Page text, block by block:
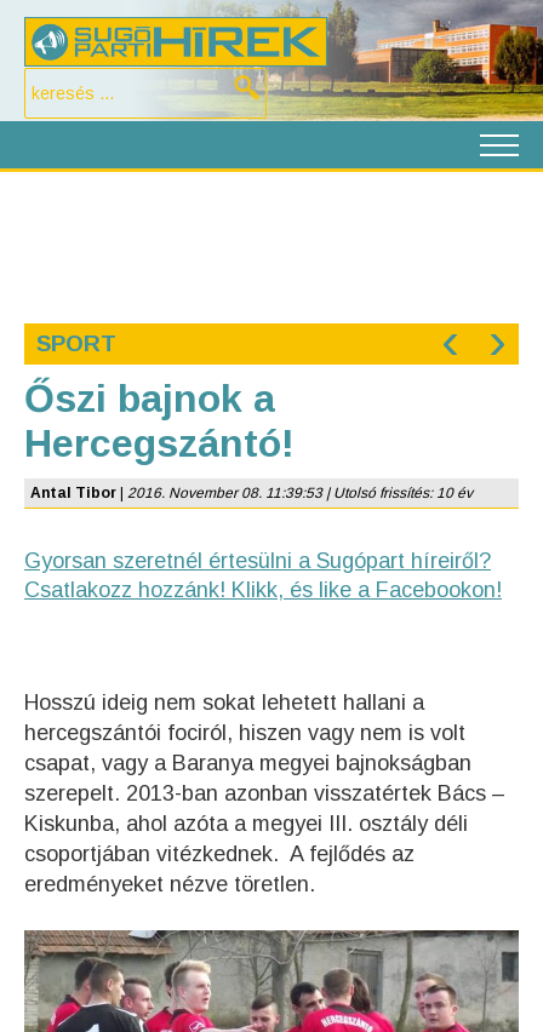
SPORT ‹ ›
Őszi bajnok a
Hercegszántó!
Antal Tibor 2016. November 08. 11:39:53 | Utolsó frissítés: 10 év
Gyorsan szeretnél értesülni a Sugópart híreiről?
Csatlakozz hozzánk! Klikk, és like a Facebookon!
Hosszú ideig nem sokat lehetett hallani a
hercegszántói fociról, hiszen vagy nem is volt
csapat, vagy a Baranya megyei bajnokságban
szerepelt. 2013-ban azonban visszatértek Bács –
Kiskunba, ahol azóta a megyei III. osztály déli
csoportjában vitézkednek. A fejlődés az
eredményeket nézve töretlen.